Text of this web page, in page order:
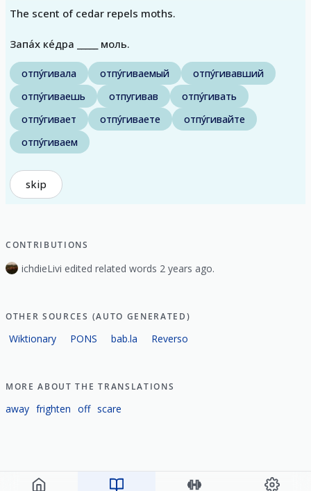
The scent of cedar repels moths.
Запа́х ке́дра _____ моль.
отпу́гивала отпу́гиваемый
отпу́гивавший
отпу́гиваешь
отпугивав
отпу́гивать
отпу́гивает
отпу́гиваете
отпу́гивайте
отпу́гиваем
skip
CONTRIBUTIONS
ichdieLivi edited related words 2 years ago.
OTHER SOURCES (AUTO GENERATED)
Wiktionary PONS bab.la Reverso
MORE ABOUT THE TRANSLATIONS
away frighten off scare